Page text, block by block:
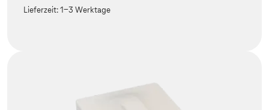
Lieferzeit:1-3 Werktage